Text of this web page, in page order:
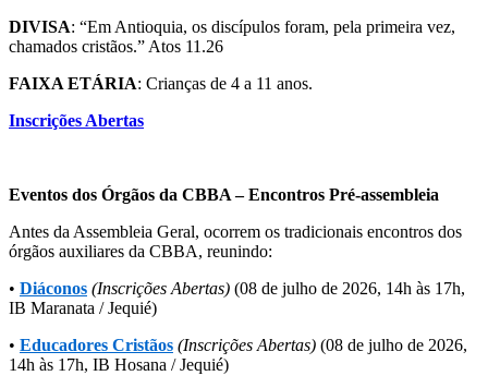
DIVISA: “Em Antioquia, os discípulos foram, pela primeira vez,
chamados cristãos.” Atos 11.26
FAIXA ETÁRIA: Crianças de 4 a 11 anos.
Inscrições Abertas
Eventos dos Órgãos da CBBA – Encontros Pré-assembleia
Antes da Assembleia Geral, ocorrem os tradicionais encontros dos
órgãos auxiliares da CBBA, reunindo:
• Diáconos (Inscrições Abertas) (08 de julho de 2026, 14h às 17h,
IB Maranata / Jequié)
• Educadores Cristãos (Inscrições Abertas) (08 de julho de 2026,
14h às 17h, IB Hosana / Jequié)